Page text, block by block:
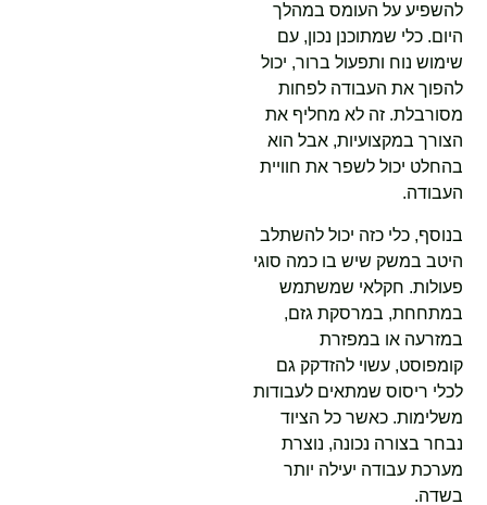
להשפיע על העומס במהלך
היום. כלי שמתוכנן נכון, עם
שימוש נוח ותפעול ברור, יכול
להפוך את העבודה לפחות
מסורבלת. זה לא מחליף את
הצורך במקצועיות, אבל הוא
בהחלט יכול לשפר את חוויית
העבודה.
בנוסף, כלי כזה יכול להשתלב
היטב במשק שיש בו כמה סוגי
פעולות. חקלאי שמשתמש
במתחחת, במרסקת גזם,
במזרעה או במפזרת
קומפוסט, עשוי להזדקק גם
לכלי ריסוס שמתאים לעבודות
משלימות. כאשר כל הציוד
נבחר בצורה נכונה, נוצרת
מערכת עבודה יעילה יותר
בשדה.